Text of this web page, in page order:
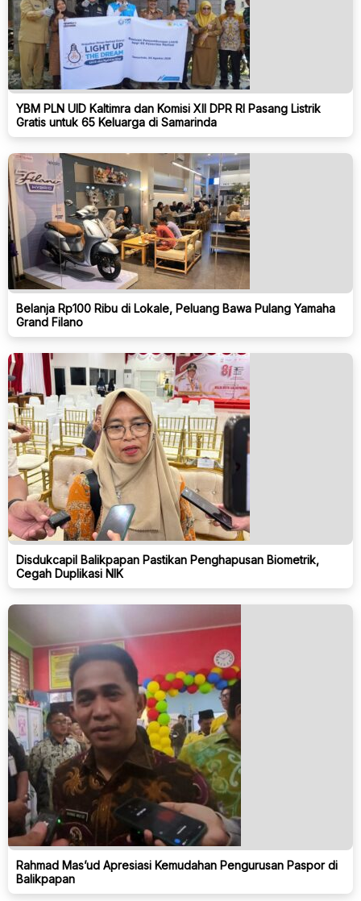
YBM PLN UID Kaltimra dan Komisi XII DPR RI Pasang Listrik
Gratis untuk 65 Keluarga di Samarinda
Belanja Rp100 Ribu di Lokale, Peluang Bawa Pulang Yamaha
Grand Filano
Disdukcapil Balikpapan Pastikan Penghapusan Biometrik,
Cegah Duplikasi NIK
Rahmad Mas’ud Apresiasi Kemudahan Pengurusan Paspor di
Balikpapan